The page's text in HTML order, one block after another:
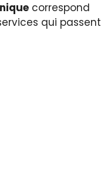
correspond
qui passent